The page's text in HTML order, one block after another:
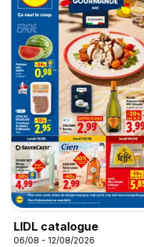
LIDL catalogue
06/08 - 12/08/2026